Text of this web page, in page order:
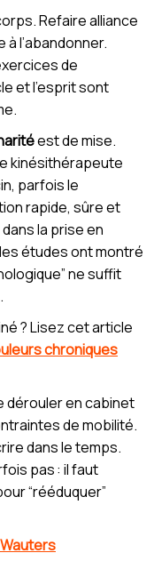
Refaire alliance
l’abandonner.
de
et l’esprit sont
est de mise.
kinésithérapeute
parfois le
rapide, sûre et
la prise en
études ont montré
ne suffit
? Lisez cet article
chroniques
dérouler en cabinet
de mobilité.
dans le temps.
pas : il faut
“rééduquer”